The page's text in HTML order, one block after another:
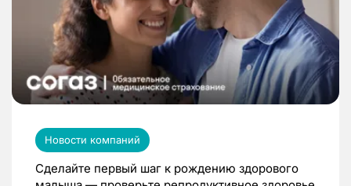
Новости компаний
Сделайте первый шаг к рождению здорового